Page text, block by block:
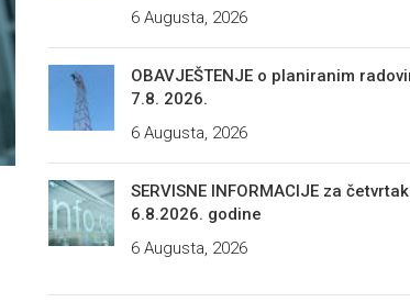
6 Augusta, 2026
OBAVJEŠTENJE o planiranim
7.8. 2026.
6 Augusta, 2026
SERVISNE INFORMACIJE za četvrtak
6.8.2026. godine
6 Augusta, 2026